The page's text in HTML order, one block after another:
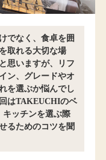
でなく、食卓を囲
取れる大切な場
思いますが、リフ
ン、グレードやオ
を選ぶか悩んでし
はTAKEUCHIのベ
キッチンを選ぶ際
るためのコツを聞